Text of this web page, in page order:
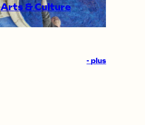
Arts &Culture
-plus